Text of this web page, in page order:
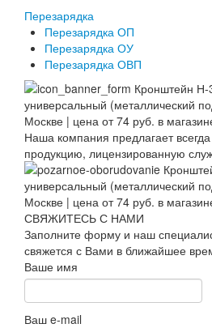
Перезарядка
Перезарядка ОП
Перезарядка ОУ
Перезарядка ОВП
Наша компания предлагает
продукцию, лицензированную
СВЯЖИТЕСЬ С НАМИ
Заполните форму и наш
свяжется с Вами в ближайшее
Ваше имя
Ваш e-mail